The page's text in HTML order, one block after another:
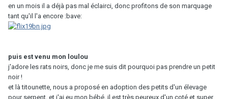
en un mois il a déjà pas mal éclairci, donc profitons de son marquage
tant qu'il l'a encore :bave:
puis est venu mon loulou
j'adore les rats noirs, donc je me suis dit pourquoi pas prendre un petit
noir !
et là titounette, nous a proposé en adoption des petits d'un élevage
pour serpent. et j'ai eu mon bébé. il est très peureux d'un coté et super